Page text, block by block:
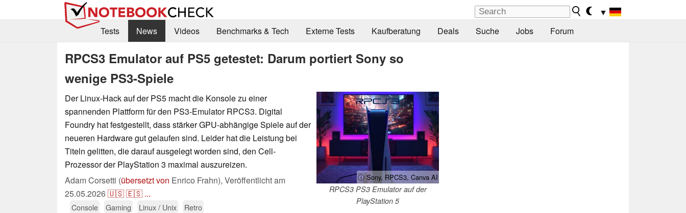
▼
Tests
News Videos Benchmarks & Tech Externe Tests Kaufberatung Deals Suche Jobs Forum
RPCS3 Emulator auf PS5 getestet: Darum portiert Sony so
wenige PS3-Spiele
ⓘ Sony, RPCS3, Canva AI
RPCS3 PS3 Emulator auf der
PlayStation 5
Der Linux-Hack auf der PS5 macht die Konsole zu einer
spannenden Plattform für den PS3-Emulator RPCS3. Digital
Foundry hat festgestellt, dass stärker GPU-abhängige Spiele auf der
neueren Hardware gut gelaufen sind. Leider hat die Leistung bei
Titeln gelitten, die darauf ausgelegt worden sind, den Cell-
Prozessor der PlayStation 3 maximal auszureizen.
Adam Corsetti (übersetzt von Enrico Frahn), Veröffentlicht am
25.05.2026🇺🇸🇪🇸 ...
Console Gaming Linux / Unix Retro